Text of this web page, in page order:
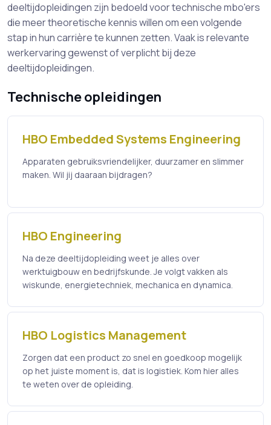
deeltijdopleidingen zijn bedoeld voor technische mbo'ers
die meer theoretische kennis willen om een volgende
stap in hun carrière te kunnen zetten. Vaak is relevante
werkervaring gewenst of verplicht bij deze
deeltijdopleidingen.
Technische opleidingen
HBO Embedded Systems Engineering
Apparaten gebruiksvriendelijker, duurzamer en slimmer
maken. Wil jij daaraan bijdragen?
HBO Engineering
Na deze deeltijdopleiding weet je alles over
werktuigbouw en bedrijfskunde. Je volgt vakken als
wiskunde, energietechniek, mechanica en dynamica.
HBO Logistics Management
Zorgen dat een product zo snel en goedkoop mogelijk
op het juiste moment is, dat is logistiek. Kom hier alles
te weten over de opleiding.